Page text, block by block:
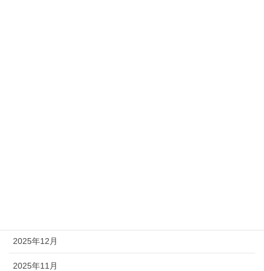
2025年12月
2025年11月